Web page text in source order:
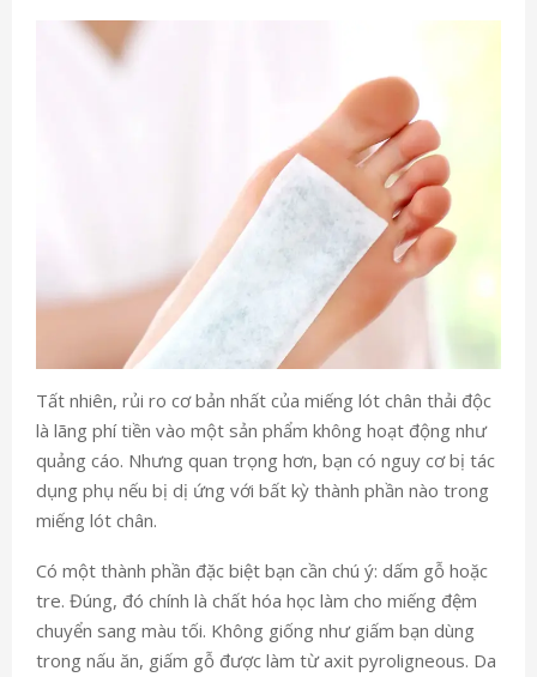
Tất nhiên, rủi ro cơ bản nhất của miếng lót chân thải độc
là lãng phí tiền vào một sản phẩm không hoạt động như
quảng cáo. Nhưng quan trọng hơn, bạn có nguy cơ bị tác
dụng phụ nếu bị dị ứng với bất kỳ thành phần nào trong
miếng lót chân.
Có một thành phần đặc biệt bạn cần chú ý: dấm gỗ hoặc
tre. Đúng, đó chính là chất hóa học làm cho miếng đệm
chuyển sang màu tối. Không giống như giấm bạn dùng
trong nấu ăn, giấm gỗ được làm từ axit pyroligneous. Da